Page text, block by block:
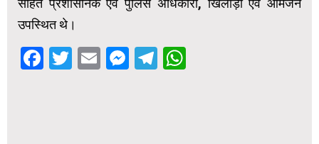
सहित प्रशासनिक एवं पुलिस अधिकारी, खिलाड़ी एवं आमजन
उपस्थित थे।
Facebook
Twitter
EmailMessenger
Telegram